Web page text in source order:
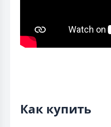
Как купить